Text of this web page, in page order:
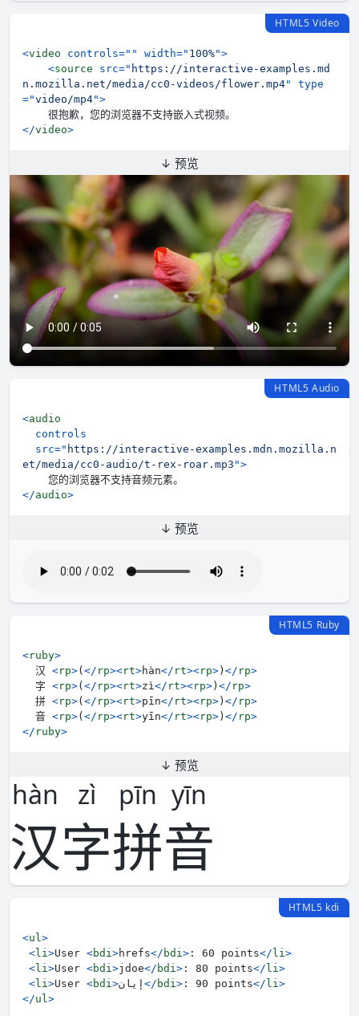
HTML5 Video
<video controls=" " width=" 100%">
<source src=" https://interactive-examples.md
n.mozilla.net/media/cc0-videos/flower.mp4"
type
="video/mp4">
</video>
↓ 预览
HTML5 Audio
<audio
controls
src=" https://interactive-examples.mdn.mozilla.n
et/media/cc0-audio/t-rex-roar.mp3 ">
</audio>
↓ 预览
HTML5 Ruby
<ruby>
  汉
<rp>( </ rp><rt>hàn</ rt><rp> ) </ rp>
  字
<rp>( </ rp><rt>zì</ rt><rp> ) </ rp>
  拼
<rp>( </ rp><rt>pīn</ rt><rp> ) </ rp>
  音
<rp>( </ rp><rt>yīn</ rt><rp> ) </ rp>
</ ruby>
↓ 预览
汉
hàn
字
zì
拼
pīn
音
yīn
HTML5 kdi
<ul>
<li>User <bdi>hrefs</ bdi> : 60 points</ li>
<li>User <bdi>jdoe</ bdi> : 80 points</ li>
<li>User <bdi>إيان </ bdi> : 90 points</ li>
</ul>